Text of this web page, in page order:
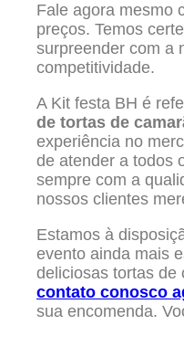
Fale agora mesmo
preços. Temos
surpreender com a
competitividade.
A Kit festa BH é
de tortas de
experiência no
de atender a todos
sempre com a
nossos clientes
Estamos à
evento ainda mais
deliciosas tortas de
contato conosco
sua encomenda.